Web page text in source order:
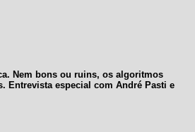
Nem bons ou ruins, os algoritmos
Entrevista especial com André Pasti e